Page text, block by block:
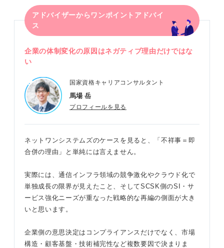
アドバイザーからワンポイントアドバイ
ス
企業の体制変化の原因はネガティブ理由だけではな
い
国家資格キャリアコンサルタント
馬場 岳
プロフィールを見る
ネットワンシステムズのケースを見ると、「不祥事＝即
合併の理由」と単純には言えません。
実際には、通信インフラ領域の競争激化やクラウド化で
単独成長の限界が見えたこと、そしてSCSK側のSI・サ
ービス強化ニーズが重なった戦略的な再編の側面が大き
いと思います。
企業側の意思決定はコンプライアンスだけでなく、市場
構造・顧客基盤・技術補完性など複数要因で決まりま